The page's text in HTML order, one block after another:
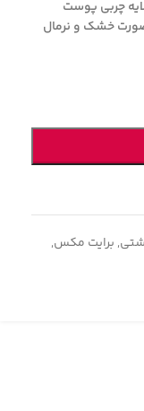
چربی پوست
خشک و نرمال
, برایت مکس,